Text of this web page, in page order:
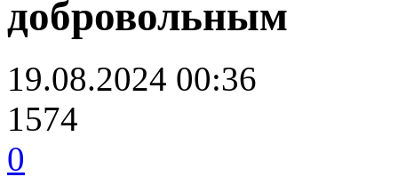
добровольным
19.08.2024 00:36
1574
0